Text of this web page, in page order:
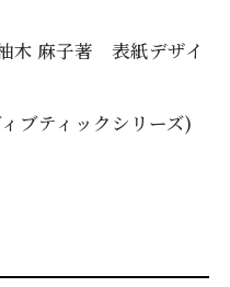
木 麻子著 表紙デザイ
ブティックシリーズ)